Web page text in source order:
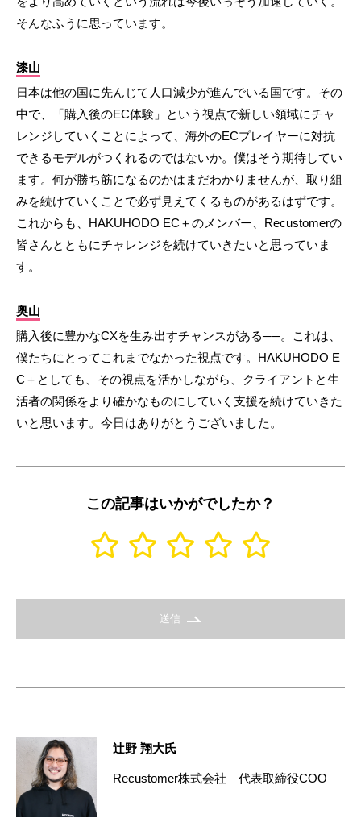
そんなふうに思っています。
漆山
日本は他の国に先んじて人口減少が進んでいる国です。その
中で、「購入後のEC体験」という視点で新しい領域にチャ
レンジしていくことによって、海外のECプレイヤーに対抗
できるモデルがつくれるのではないか。僕はそう期待してい
ます。何が勝ち筋になるのかはまだわかりませんが、取り組
みを続けていくことで必ず見えてくるものがあるはずです。
これからも、HAKUHODO EC＋のメンバー、Recustomerの
皆さんとともにチャレンジを続けていきたいと思っていま
す。
奥山
購入後に豊かなCXを生み出すチャンスがある──。これは、
僕たちにとってこれまでなかった視点です。HAKUHODO E
C＋としても、その視点を活かしながら、クライアントと生
活者の関係をより確かなものにしていく支援を続けていきた
いと思います。今日はありがとうございました。
この記事はいかがでしたか？
送信
辻野 翔大氏
Recustomer株式会社 代表取締役COO